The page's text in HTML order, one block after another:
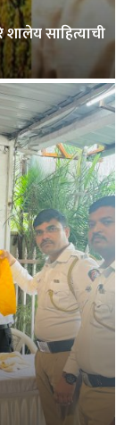
शालेय साहित्याची